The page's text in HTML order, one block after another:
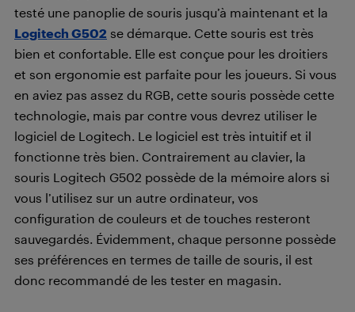
testé une panoplie de souris jusqu’à maintenant et la
Logitech G502 se démarque. Cette souris est très
bien et confortable. Elle est conçue pour les droitiers
et son ergonomie est parfaite pour les joueurs. Si vous
en aviez pas assez du RGB, cette souris possède cette
technologie, mais par contre vous devrez utiliser le
logiciel de Logitech. Le logiciel est très intuitif et il
fonctionne très bien. Contrairement au clavier, la
souris Logitech G502 possède de la mémoire alors si
vous l’utilisez sur un autre ordinateur, vos
configuration de couleurs et de touches resteront
sauvegardés. Évidemment, chaque personne possède
ses préférences en termes de taille de souris, il est
donc recommandé de les tester en magasin.